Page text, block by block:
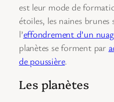
est leur mode de
étoiles, les naines
l’effondrement d’un
planètes se forment par
de poussière.
Les planètes